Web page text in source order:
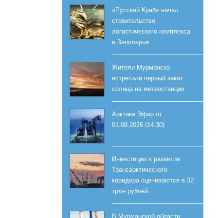
«Русский Краб» начал
строительство
логистического комплекса
в Заполярье
Жители Мурманска
встретили первый закат
солнца на метеостанции
Арктика Эфир от
01.08.2026 (14:30)
Инвестиции в развитие
Трансарктического
коридора оцениваются в 32
трлн рублей
В Мурманской области